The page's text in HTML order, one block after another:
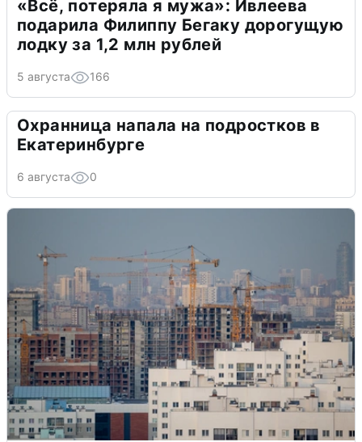
«Всё, потеряла я мужа»: Ивлеева
подарила Филиппу Бегаку дорогущую
лодку за 1,2 млн рублей
5 августа 166
Охранница напала на подростков в
Екатеринбурге
6 августа 0